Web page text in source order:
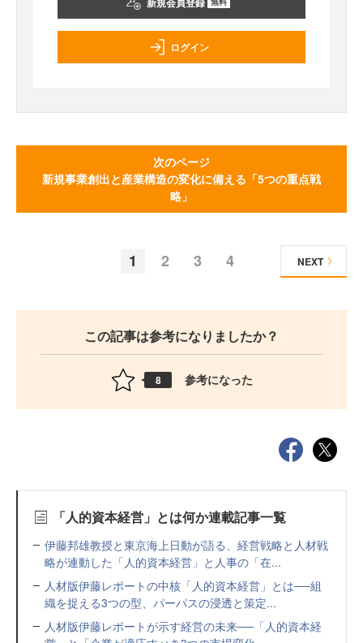
ログイン
次のページ
新規事業創出と産業構造の変化に備える「5つの重点戦
略」
1 2 3 4 NEXT
この記事は参考になりましたか？
8 参考になった
「人的資本経営」とは何か連載記事一覧
伊藤邦雄教授と東京海上日動が語る、経営戦略と人材戦
略が連動した「人的資本経営」と人事の「在...
人材版伊藤レポートの中核「人的資本経営」とは──組
織を捉える3つの型、パーパスの浸透と策定...
人材版伊藤レポートが示す経営の未来──「人的資本経